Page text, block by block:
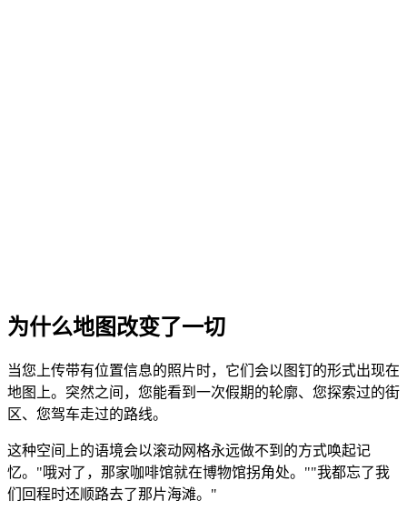
为什么地图改变了一切
当您上传带有位置信息的照片时，它们会以图钉的形式出现在
地图上。突然之间，您能看到一次假期的轮廓、您探索过的街
区、您驾车走过的路线。
这种空间上的语境会以滚动网格永远做不到的方式唤起记
忆。"哦对了，那家咖啡馆就在博物馆拐角处。""我都忘了我
们回程时还顺路去了那片海滩。"